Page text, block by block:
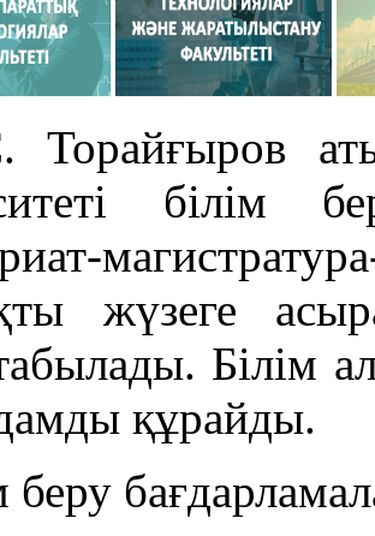
Торайғыров
білім
жүзеге
Білім
құрайды.
беру